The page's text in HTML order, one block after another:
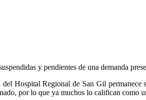
y pendientes de una demanda
Hospital Regional de San Gil
por lo que ya muchos lo califican como